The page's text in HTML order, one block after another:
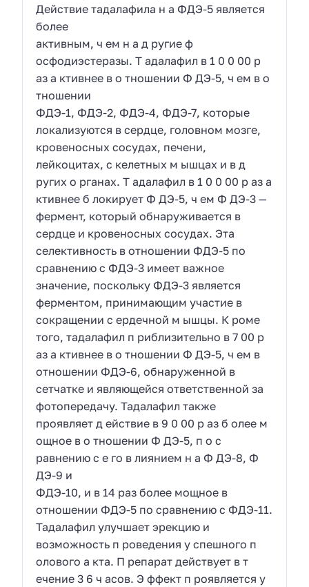
Действие тадалафила н а ФДЭ-5 является
более
активным, ч ем н а д ругие ф
осфодиэстеразы. Т адалафил в 1 0 0 00 р
аз а ктивнее в о тношении Ф ДЭ-5, ч ем в о
тношении
ФДЭ-1, ФДЭ-2, ФДЭ-4, ФДЭ-7, которые
локализуются в сердце, головном мозге,
кровеносных сосудах, печени,
лейкоцитах, с келетных м ышцах и в д
ругих о рганах. Т адалафил в 1 0 0 00 р аз а
ктивнее б локирует Ф ДЭ-5, ч ем Ф ДЭ-3 —
фермент, который обнаруживается в
сердце и кровеносных сосудах. Эта
селективность в отношении ФДЭ-5 по
сравнению с ФДЭ-3 имеет важное
значение, поскольку ФДЭ-3 является
ферментом, принимающим участие в
сокращении с ердечной м ышцы. К роме
того, тадалафил п риблизительно в 7 00 р
аз а ктивнее в о тношении Ф ДЭ-5, ч ем в
отношении ФДЭ-6, обнаруженной в
сетчатке и являющейся ответственной за
фотопередачу. Тадалафил также
проявляет д ействие в 9 0 00 р аз б олее м
ощное в о тношении Ф ДЭ-5, п о с
равнению с е го в лиянием н а Ф ДЭ-8, Ф
ДЭ-9 и
ФДЭ-10, и в 14 раз более мощное в
отношении ФДЭ-5 по сравнению с ФДЭ-11.
Тадалафил улучшает эрекцию и
возможность п роведения у спешного п
олового а кта. П репарат действует в т
ечение 3 6 ч асов. Э ффект п роявляется у